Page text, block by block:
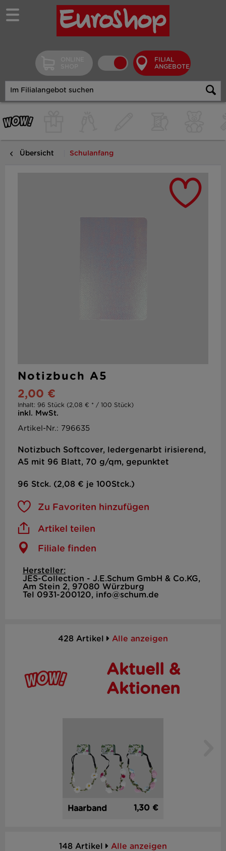
FILIAL
ANGEBOTE
Übersicht Schulanfang
Notizbuch A5
2,00 €
Inhalt: 96 Stück (2,08 € * / 100 Stück)
inkl. MwSt.
Artikel-Nr.: 796635
Notizbuch Softcover, ledergenarbt irisierend,
A5 mit 96 Blatt, 70 g/qm, gepunktet
96 Stck. (2,08 € je 100Stck.)
Zu Favoriten hinzufügen
Artikel teilen
Filiale finden
Hersteller:
JES-Collection - J.E.Schum GmbH & Co.KG,
Am Stein 2, 97080 Würzburg
Tel 0931-200120, info@schum.de
428 Artikel Alle anzeigen
Aktuell &
Aktionen
Haarband 1,30 €
148 Artikel Alle anzeigen